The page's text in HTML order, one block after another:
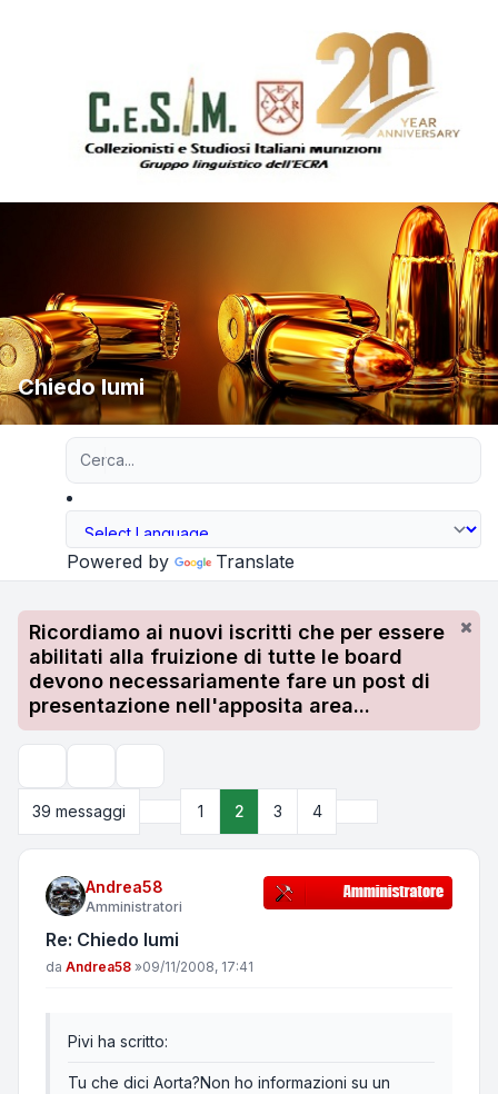
Chiedo lumi
Powered by Translate
Ricordiamo ai nuovi iscritti che per essere
abilitati alla fruizione di tutte le board
devono necessariamente fare un post di
presentazione nell'apposita area...
39 messaggi
Precedente
1 2 3 4
Andrea58
Amministratori
Re: Chiedo lumi
Messaggio
da Andrea58 »09/11/2008, 17:41
Pivi ha scritto:
Tu che dici Aorta?Non ho informazioni su un